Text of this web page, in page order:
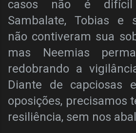
casos não é difícil
Sambalate, Tobias e
não contiveram sua
mas Neemias
redobrando a
Diante de capciosas
oposições, precisamos
resiliência, sem nos